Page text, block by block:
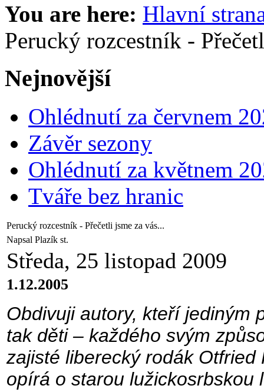
You are here: Hlavní
Perucký rozcestník -
Nejnovější
Ohlédnutí za červnem
Závěr sezony
Ohlédnutí za květnem
Tváře bez hranic
Perucký rozcestník - Přečetli jsme za vás...
Napsal Plazík st.
Středa, 25 listopad 2009
1.12.2005
Obdivuji autory, kteří jediným
tak děti – každého svým
zajisté liberecký rodák
opírá o starou lužickosrbskou